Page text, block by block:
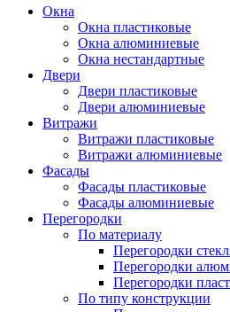
Окна
Окна пластиковые
Окна алюминиевые
Окна нестандартные
Двери
Двери пластиковые
Двери алюминиевые
Витражи
Витражи пластиковые
Витражи алюминиевые
Фасады
Фасады пластиковые
Фасады алюминиевые
Перегородки
По материалу
Перегородки
Перегородки
Перегородки
По типу конструкции